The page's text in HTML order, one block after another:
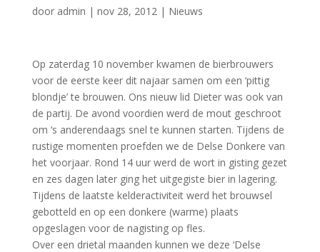
door admin | nov 28, 2012| Nieuws
Op zaterdag 10 november kwamen de bierbrouwers
voor de eerste keer dit najaar samen om een ‘pittig
blondje’ te brouwen. Ons nieuw lid Dieter was ook van
de partij. De avond voordien werd de mout geschroot
om ‘s anderendaags snel te kunnen starten. Tijdens de
rustige momenten proefden we de Delse Donkere van
het voorjaar. Rond 14 uur werd de wort in gisting gezet
en zes dagen later ging het uitgegiste bier in lagering.
Tijdens de laatste kelderactiviteit werd het brouwsel
gebotteld en op een donkere (warme) plaats
opgeslagen voor de nagisting op fles.
Over een drietal maanden kunnen we deze ‘Delse